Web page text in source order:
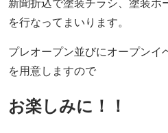
新聞折込で塗装チラシ、塗装ホ
を行なってまいります。
プレオープン並びにオープンイ
を用意しますので
お楽しみに！！